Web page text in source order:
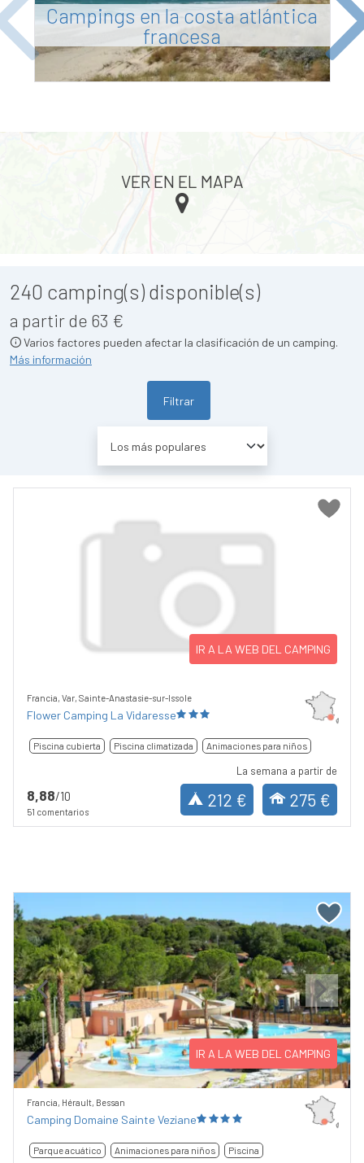
Campings en la costa atlántica
francesa
240 camping(s) disponible(s)
a partir de 63 €
Varios factores pueden afectar la clasificación de un camping.
Más información
Filtrar
IR A LA WEB DEL CAMPING
Francia, Var, Sainte-Anastasie-sur-Issole
Flower Camping La Vidaresse
Piscina cubierta Piscina climatizada Animaciones para niños
8,88/10
51 comentarios
La semana a partir de
212 € 275 €
Previous Next
IR A LA WEB DEL CAMPING
Francia, Hérault, Bessan
Camping Domaine Sainte Veziane
Parque acuático Animaciones para niños Piscina
VER EN EL MAPA